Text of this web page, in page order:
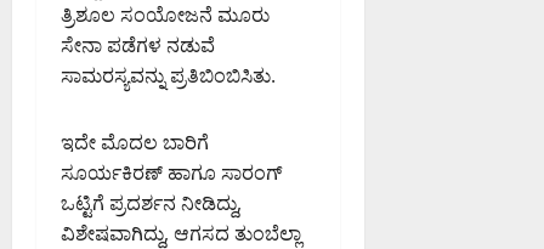
ತ್ರಿಶೂಲ ಸಂಯೋಜನೆ ಮೂರು
ಸೇನಾ ಪಡೆಗಳ ನಡುವೆ
ಸಾಮರಸ್ಯವನ್ನು ಪ್ರತಿಬಿಂಬಿಸಿತು.
ಇದೇ ಮೊದಲ ಬಾರಿಗೆ
ಸೂರ್ಯಕಿರಣ್ ಹಾಗೂ ಸಾರಂಗ್
ಒಟ್ಟಿಗೆ ಪ್ರದರ್ಶನ ನೀಡಿದ್ದು,
ವಿಶೇಷವಾಗಿದ್ದು, ಆಗಸದ ತುಂಬೆಲ್ಲಾ